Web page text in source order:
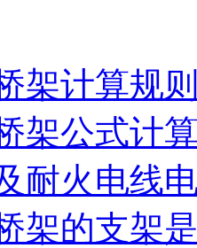
架计算规
架公式计
耐火电线
架的支架